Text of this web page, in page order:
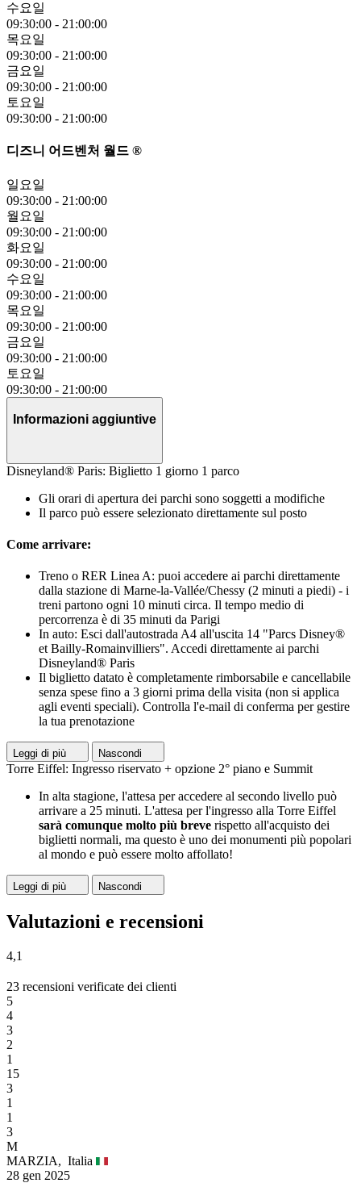
수요일
09:30:00 - 21:00:00
목요일
09:30:00 - 21:00:00
금요일
09:30:00 - 21:00:00
토요일
09:30:00 - 21:00:00
디즈니 어드벤처 월드 ®
일요일
09:30:00 - 21:00:00
월요일
09:30:00 - 21:00:00
화요일
09:30:00 - 21:00:00
수요일
09:30:00 - 21:00:00
목요일
09:30:00 - 21:00:00
금요일
09:30:00 - 21:00:00
토요일
09:30:00 - 21:00:00
Informazioni aggiuntive
Disneyland® Paris: Biglietto 1 giorno 1 parco
Gli orari di apertura dei parchi sono soggetti a modifiche
Il parco può essere selezionato direttamente sul posto
Come arrivare:
Treno o RER Linea A: puoi accedere ai parchi direttamente
dalla stazione di Marne-la-Vallée/Chessy (2 minuti a piedi) - i
treni partono ogni 10 minuti circa. Il tempo medio di
percorrenza è di 35 minuti da Parigi
In auto: Esci dall'autostrada A4 all'uscita 14 "Parcs Disney®
et Bailly-Romainvilliers". Accedi direttamente ai parchi
Disneyland® Paris
Il biglietto datato è completamente rimborsabile e cancellabile
senza spese fino a 3 giorni prima della visita (non si applica
agli eventi speciali). Controlla l'e-mail di conferma per gestire
la tua prenotazione
Leggi di più Nascondi
Torre Eiffel: Ingresso riservato + opzione 2° piano e Summit
In alta stagione, l'attesa per accedere al secondo livello può
arrivare a 25 minuti. L'attesa per l'ingresso alla Torre Eiffel
sarà comunque molto più breve rispetto all'acquisto dei
biglietti normali, ma questo è uno dei monumenti più popolari
al mondo e può essere molto affollato!
Leggi di più Nascondi
Valutazioni e recensioni
4,1
23 recensioni verificate dei clienti
5
4
3
2
1
15
3
1
1
3
M
MARZIA, Italia
28 gen 2025